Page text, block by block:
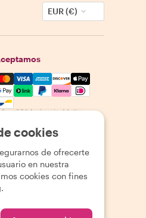
EUR (€)
Visa, Amex,
disponibilidad varía según el destino
cookies
de ofrecerte
en nuestra
cookies con fines